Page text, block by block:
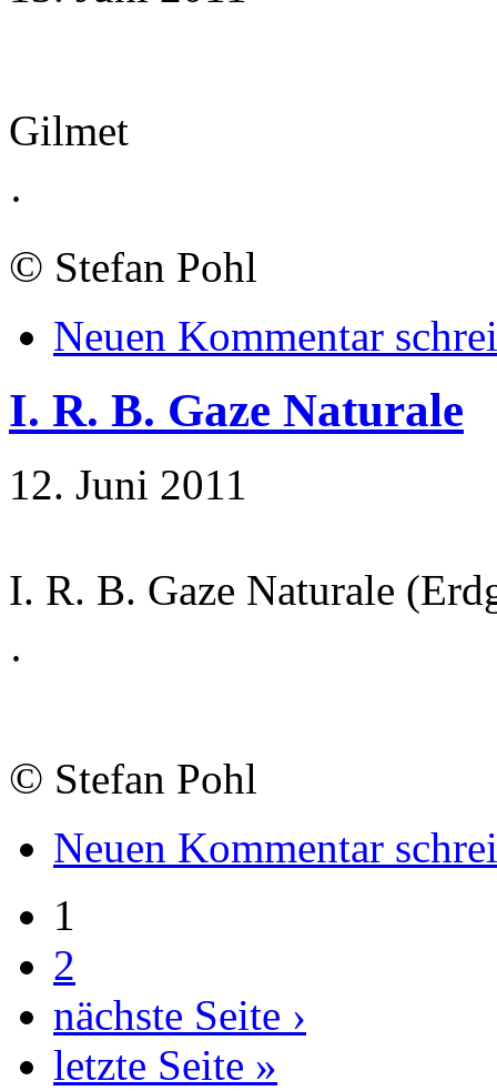
Gilmet
·
© Stefan Pohl
Neuen Kommentar
I. R. B. Gaze Naturale
12. Juni 2011
I. R. B. Gaze Naturale
·
© Stefan Pohl
Neuen Kommentar
1
2
nächste Seite ›
letzte Seite »